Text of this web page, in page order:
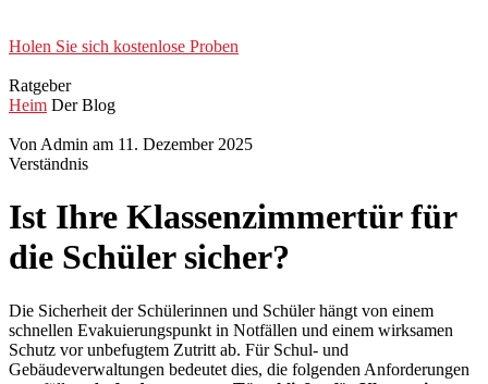
Holen Sie sich kostenlose Proben
Ratgeber
Heim Der Blog
Von Admin am 11. Dezember 2025
Verständnis
Ist Ihre Klassenzimmertür für
die Schüler sicher?
Die Sicherheit der Schülerinnen und Schüler hängt von einem
schnellen Evakuierungspunkt in Notfällen und einem wirksamen
Schutz vor unbefugtem Zutritt ab. Für Schul- und
Gebäudeverwaltungen bedeutet dies, die folgenden Anforderungen